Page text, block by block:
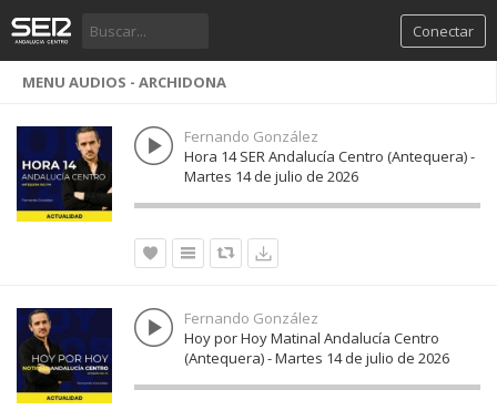
Conectar
MENU AUDIOS - ARCHIDONA
Fernando González
Hora 14 SER Andalucía Centro (Antequera) -
Martes 14 de julio de 2026
Fernando González
Hoy por Hoy Matinal Andalucía Centro
(Antequera) - Martes 14 de julio de 2026